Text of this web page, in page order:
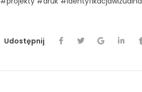
Udostępnij